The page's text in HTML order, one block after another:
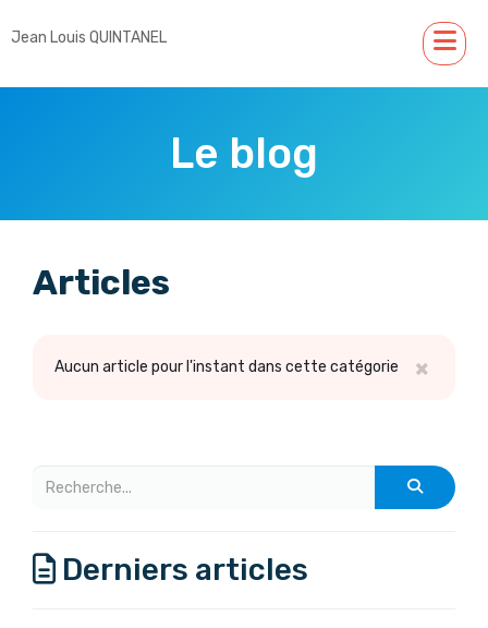
Jean Louis QUINTANEL
Le blog
Articles
×
Aucun article pour l'instant dans cette catégorie
Derniers articles